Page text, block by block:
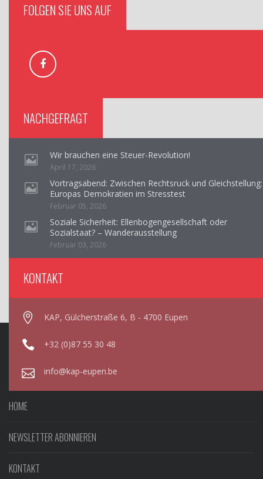
FOLGEN SIE UNS AUF
NACHGEFRAGT
Wir brauchen eine Steuer-Revolution!
April 17, 2026
Vortragsabend: Zwischen Rechtsruck und Gleichstellung:
Europas Demokratien im Stresstest
Februar 05, 2026
Soziale Sicherheit: Ellenbogengesellschaft oder
Sozialstaat? – Wanderausstellung
Februar 03, 2026
KONTAKT
KAP, Gülcherstraße 6, B - 4700 Eupen
+32 (0)87 55 30 48
info@kap-eupen.be
HOME
NEWSLETTER ABONNIEREN
KONTAKT